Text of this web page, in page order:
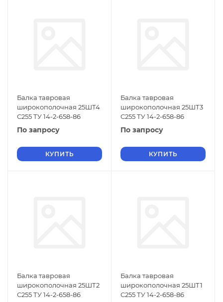
Балка тавровая
широкополочная 25ШТ4
С255 ТУ 14-2-658-86
По запросу
КУПИТЬ
Балка тавровая
широкополочная 25ШТ3
С255 ТУ 14-2-658-86
По запросу
КУПИТЬ
Балка тавровая
широкополочная 25ШТ2
С255 ТУ 14-2-658-86
Балка тавровая
широкополочная 25ШТ1
С255 ТУ 14-2-658-86